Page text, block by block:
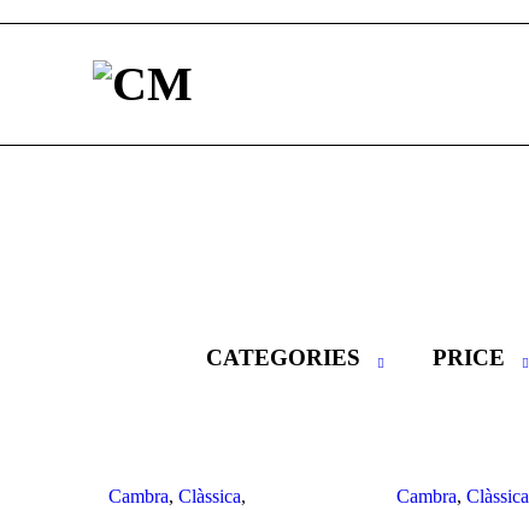
CATEGORIES PRICE
Cambra, Clàssica,
Cambra, Clàssica